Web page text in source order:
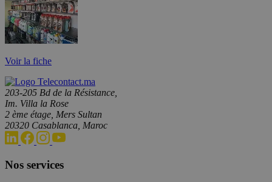
Voir la fiche
203-205 Bd de la Résistance,
Im. Villa la Rose
2 ème étage, Mers Sultan
20320 Casablanca, Maroc
Nos services